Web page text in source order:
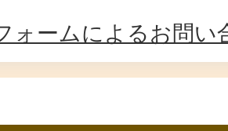
ォームによるお問い